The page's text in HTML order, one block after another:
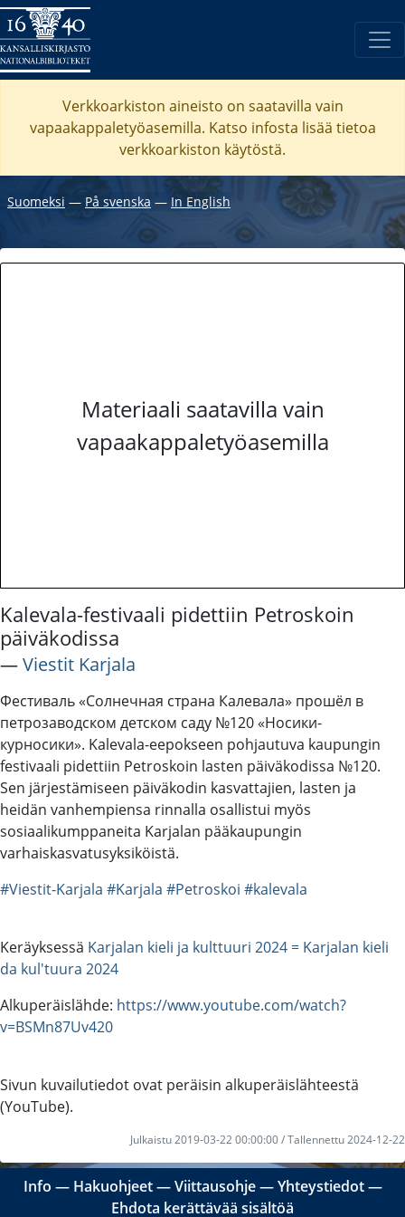
Verkkoarkiston aineisto on saatavilla vain
vapaakappaletyöasemilla. Katso infosta lisää tietoa
verkkoarkiston käytöstä.
Suomeksi ― På svenska ― In English
Materiaali saatavilla vain
vapaakappaletyöasemilla
Kalevala-festivaali pidettiin Petroskoin
päiväkodissa
―Viestit Karjala
Фестиваль «Солнечная страна Калевала» прошёл в
петрозаводском детском саду №120 «Носики-
курносики». Kalevala-eepokseen pohjautuva kaupungin
festivaali pidettiin Petroskoin lasten päiväkodissa №120.
Sen järjestämiseen päiväkodin kasvattajien, lasten ja
heidän vanhempiensa rinnalla osallistui myös
sosiaalikumppaneita Karjalan pääkaupungin
varhaiskasvatusyksiköistä.
#Viestit-Karjala #Karjala #Petroskoi #kalevala
Keräyksessä Karjalan kieli ja kulttuuri 2024 = Karjalan kieli
da kul'tuura 2024
Alkuperäislähde: https://www.youtube.com/watch?
v=BSMn87Uv420
Sivun kuvailutiedot ovat peräisin alkuperäislähteestä
(YouTube).
Julkaistu 2019-03-22 00:00:00 / Tallennettu 2024-12-22
Info ― Hakuohjeet―Viittausohje―Yhteystiedot―
Ehdota kerättävää sisältöä